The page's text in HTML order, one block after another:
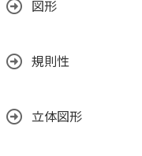
図形
規則性
立体図形